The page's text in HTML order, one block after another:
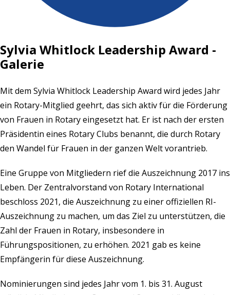
Sylvia Whitlock Leadership Award -
Galerie
Mit dem Sylvia Whitlock Leadership Award wird jedes Jahr
ein Rotary-Mitglied geehrt, das sich aktiv für die Förderung
von Frauen in Rotary eingesetzt hat. Er ist nach der ersten
Präsidentin eines Rotary Clubs benannt, die durch Rotary
den Wandel für Frauen in der ganzen Welt vorantrieb.
Eine Gruppe von Mitgliedern rief die Auszeichnung 2017 ins
Leben. Der Zentralvorstand von Rotary International
beschloss 2021, die Auszeichnung zu einer offiziellen RI-
Auszeichnung zu machen, um das Ziel zu unterstützen, die
Zahl der Frauen in Rotary, insbesondere in
Führungspositionen, zu erhöhen. 2021 gab es keine
Empfängerin für diese Auszeichnung.
Nominierungen sind jedes Jahr vom 1. bis 31. August